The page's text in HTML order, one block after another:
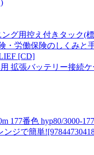
グ用控え付きタック(
労働保険のしくみと
[CD]
拡張バッテリー接続
177番色 hyp80/3000-
ジで簡単